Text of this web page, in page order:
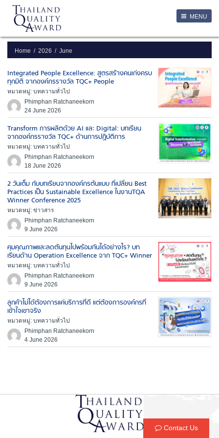
MENU
Home 2026 June
Integrated People Excellence: สูตรสร้างคนเก่งครบ
ทุกมิติ จากองค์กรรางวัล TQC+ People
หมวดหมู่: บทความทั่วไป
Phimphan Ratchaneekorn
24 June 2026
Transform การผลิตด้วย AI และ Digital: บทเรียน
จากองค์กรรางวัล TQC+ ด้านการปฏิบัติการ
หมวดหมู่: บทความทั่วไป
Phimphan Ratchaneekorn
18 June 2026
2 วันเต็ม กับบทเรียนจากองค์กรต้นแบบ ที่เปลี่ยน Best
Practices เป็น Sustainable Excellence ในงานTQA
Winner Conference 2025
หมวดหมู่: ข่าวสาร
Phimphan Ratchaneekorn
9 June 2026
คุมคุณภาพและลดต้นทุนไปพร้อมกันได้อย่างไร? บท
เรียนด้าน Operation Excellence จาก TQC+ Winner
หมวดหมู่: บทความทั่วไป
Phimphan Ratchaneekorn
9 June 2026
ลูกค้าไม่ได้ต้องการแค่บริการที่ดี แต่ต้องการองค์กรที่
เข้าใจเขาจริง
หมวดหมู่: บทความทั่วไป
Phimphan Ratchaneekorn
4 June 2026
Contact Us
Username
Password
Remember Me
ลืมรหัสผ่าน
SERVICES